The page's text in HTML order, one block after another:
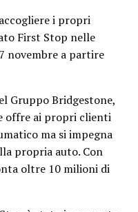
i propri
First Stop nelle
novembre a partire
Gruppo Bridgestone,
offre ai propri clienti
ma si impegna
propria auto. Con
oltre 10 milioni di